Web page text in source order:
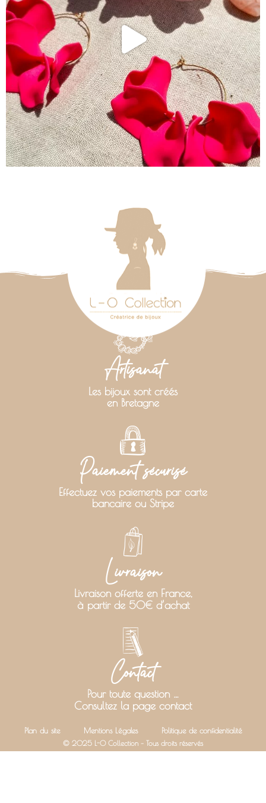
Artisanat
Les bijoux sont créés
en Bretagne
Paiement sécurisé
Effectuez vos paiements par carte
bancaire ou Stripe
Livraison
Livraison offerte en France,
à partir de 50€ d’achat
Contact
Pour toute question …
Consultez la page contact
Plan du site Mentions Légales Politique de confidentialité
© 2025 L-O Collection – Tous droits réservés